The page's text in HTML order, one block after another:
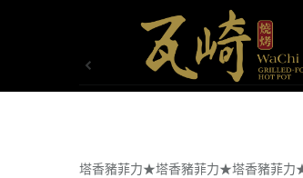
塔香豬菲力★塔香豬菲力★塔香豬菲